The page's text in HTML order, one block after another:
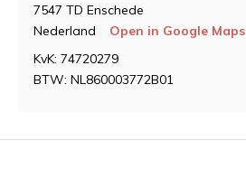
7547 TD Enschede
Nederland
Open in Google Maps
KvK: 74720279
BTW: NL860003772B01